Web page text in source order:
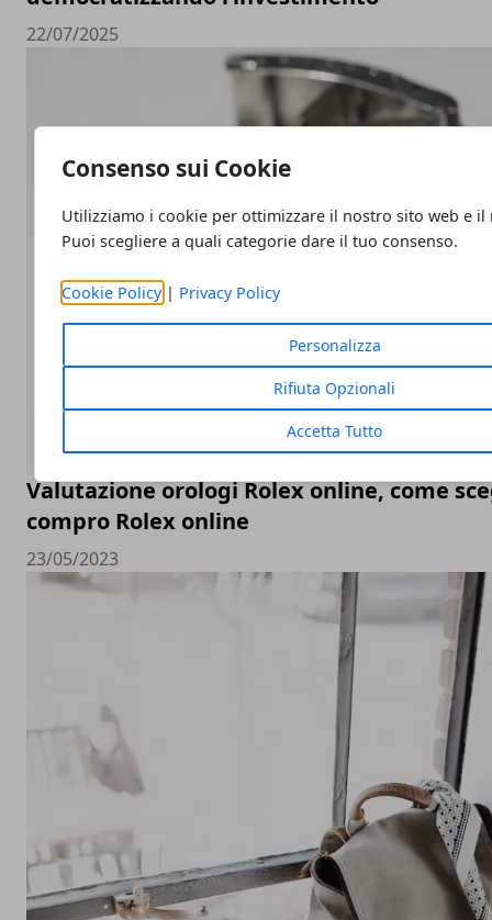
Consenso sui Cookie
Utilizziamo i cookie per ottimizzare il nostro sito web e il
Puoi scegliere a quali categorie dare il tuo consenso.
Cookie Policy| Privacy Policy
Personalizza
Rifiuta Opzionali
Accetta Tutto
22/07/2025
Valutazione orologi Rolex online, come
compro Rolex online
23/05/2023